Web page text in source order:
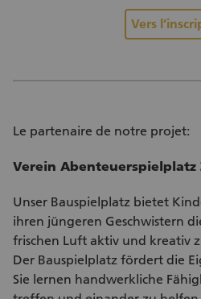
Vers
Le partenaire de notre projet:
Verein
Unser Bauspielplatz bietet
ihren jüngeren Geschwistern
frischen Luft aktiv und kreativ
Der Bauspielplatz fördert die
Sie lernen handwerkliche